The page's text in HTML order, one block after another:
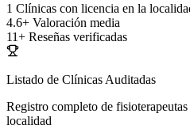
1 Clínicas con licencia en la
4.6+ Valoración media
11+ Reseñas verificadas
Listado de Clínicas Auditadas
Registro completo de
localidad